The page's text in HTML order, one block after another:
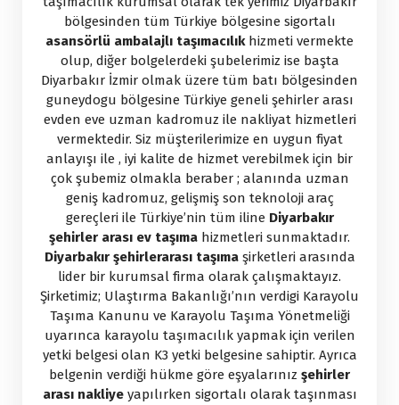
bölgesinden tüm Türkiye bölgesine sigortalı
asansörlü ambalajlı taşımacılıkhizmeti vermekte
olup, diğer bolgelerdeki şubelerimiz ise başta
Diyarbakır İzmir olmak üzere tüm batı bölgesinden
guneydogu bölgesine Türkiye geneli şehirler arası
evden eve uzman kadromuz ile nakliyat hizmetleri
vermektedir. Siz müşterilerimize en uygun fiyat
anlayışı ile , iyi kalite de hizmet verebilmek için bir
çok şubemiz olmakla beraber ; alanında uzman
geniş kadromuz, gelişmiş son teknoloji araç
gereçleri ile Türkiye’nin tüm iline Diyarbakır
şehirler arası ev taşıma hizmetleri sunmaktadır.
Diyarbakır şehirlerarası taşımaşirketleri arasında
lider bir kurumsal firma olarak çalışmaktayız.
Şirketimiz; Ulaştırma Bakanlığı’nın verdigi Karayolu
Taşıma Kanunu ve Karayolu Taşıma Yönetmeliği
uyarınca karayolu taşımacılık yapmak için verilen
yetki belgesi olan K3 yetki belgesine sahiptir. Ayrıca
belgenin verdiği hükme göre eşyalarınız şehirler
arası nakliyeyapılırken sigortalı olarak taşınması